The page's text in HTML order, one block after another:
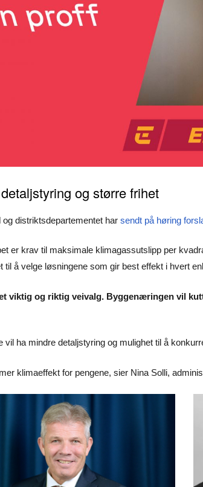
og større frihet
og distriktsdepartementet har sendt på høring
er krav til maksimale klimagassutslipp per
til å velge løsningene som gir best effekt i hvert
viktig og riktig veivalg. Byggenæringen vil
vil ha mindre detaljstyring og mulighet til å
klimaeffekt for pengene, sier Nina Solli,